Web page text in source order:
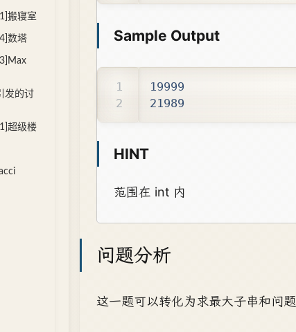
搬寝室
数塔
发的讨
超级楼
Sample Output
21989
HINT
范围在 int 内
问题分析
这一题可以转化为求最大子串和问题